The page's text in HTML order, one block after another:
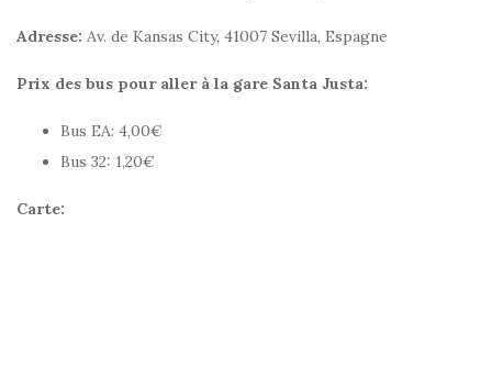
Adresse: Av. de Kansas City, 41007 Sevilla, Espagne
Prix des bus pour aller à la gare Santa Justa:
Bus EA: 4,00€
Bus 32: 1,20€
Carte: